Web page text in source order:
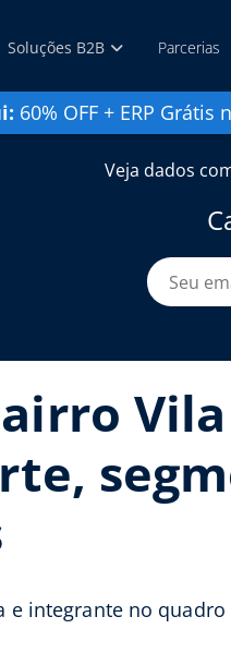
Soluções B2B Parcerias
60% OFF + ERP Grátis
Veja dados
e integrante no